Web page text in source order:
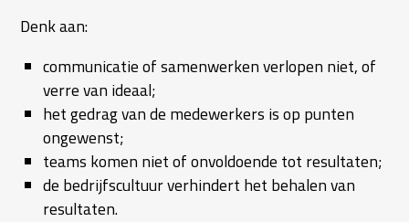
Denk aan:
communicatie of samenwerken verlopen niet, of
verre van ideaal;
het gedrag van de medewerkers is op punten
ongewenst;
teams komen niet of onvoldoende tot resultaten;
de bedrijfscultuur verhindert het behalen van
resultaten.